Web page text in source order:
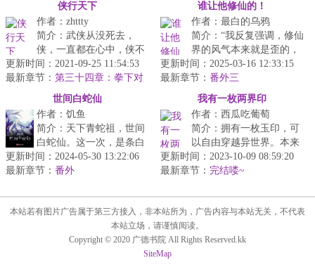
侠行天下
作者：zhttty
简介：武侠从没死去，
侠，一直都在心中，侠不
一定非得是封建社会，甚
至不一定得是有门派，有
江湖，侠，其...
更新时间：2021-09-25 11:54:53
最新章节： 第三十四章：拳下对
谁让他修仙的！
作者：最白的乌鸦
简介：“我反复强调，修仙
界的风气本来就是歪的，
不是我带歪的，都说史书
是胜利者书写的，那为什
么我获胜...
更新时间：2025-03-16 12:33:15
最新章节： 番外三
世间白蛇仙
作者：饥鱼
简介：天下青蛇祖，世间
白蛇仙。这一次，是条白
蛇的故事。朝闻道，夕死
可矣。成蛇十载，游于山
更新时间：2024-05-30 13:22:06
最新章节： 番外
我有一枚两界印
作者：西瓜吃葡萄
简介：拥有一枚玉印，可
以自由穿越异世界。本来
以为就是个平平无奇的古
代世界，胸无大志的陆征
更新时间：2023-10-09 08:59:20
最新章节： 完结喽~
本站若有图片广告属于第三方接入，非本站所为，广告内容与本站无关，不代表
本站立场，请谨慎阅读。
Copyright © 2020 广德书院 All Rights Reserved.kk
SiteMap